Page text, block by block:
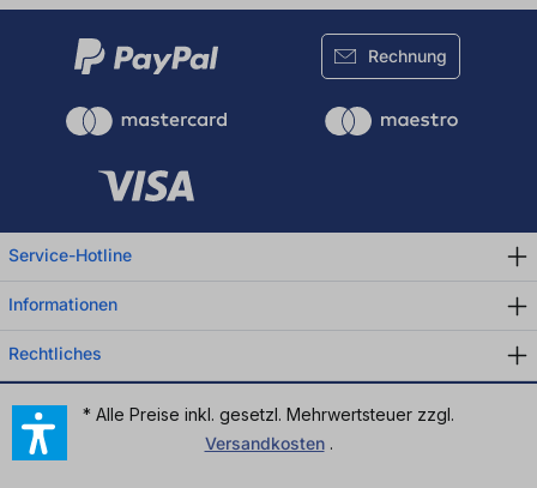
Rechnung
Service-Hotline
Informationen
Rechtliches
* Alle Preise inkl. gesetzl. Mehrwertsteuer zzgl.
Versandkosten.